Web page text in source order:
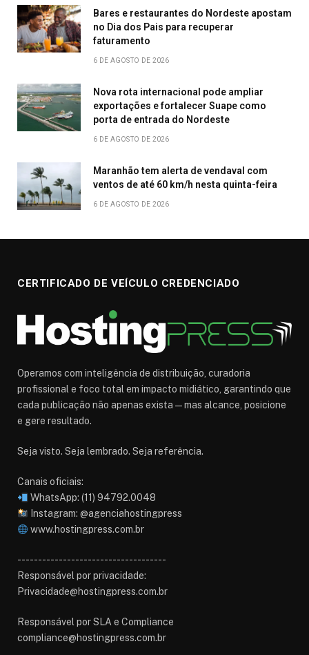
Bares e restaurantes do Nordeste apostam
no Dia dos Pais para recuperar
faturamento
6 DE AGOSTO DE 2026
Nova rota internacional pode ampliar
exportações e fortalecer Suape como
porta de entrada do Nordeste
6 DE AGOSTO DE 2026
Maranhão tem alerta de vendaval com
ventos de até 60 km/h nesta quinta-feira
6 DE AGOSTO DE 2026
CERTIFICADO DE VEÍCULO CREDENCIADO
Operamos com inteligência de distribuição, curadoria
profissional e foco total em impacto midiático, garantindo que
cada publicação não apenas exista — mas alcance, posicione
e gere resultado.
Seja visto. Seja lembrado. Seja referência.
Canais oficiais:
WhatsApp: (11) 94792.0048
Instagram: @agenciahostingpress
www.hostingpress.com.br⁠
------------------------------------
Responsável por privacidade:
Privacidade@hostingpress.com.br
Responsável por SLA e Compliance
compliance@hostingpress.com.br